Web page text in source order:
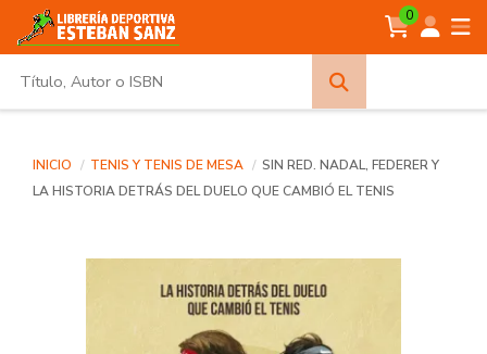
0
INICIO TENIS Y TENIS DE MESA
SIN RED. NADAL, FEDERER Y
LA HISTORIA DETRÁS DEL DUELO QUE CAMBIÓ EL TENIS